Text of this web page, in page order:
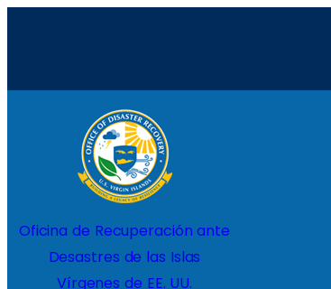
contenido
Oficina de Recuperación ante
Desastres de las Islas
Vírgenes de EE. UU.